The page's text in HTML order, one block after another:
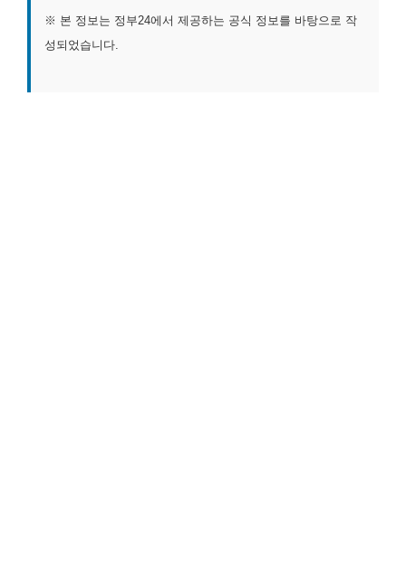
※ 본 정보는 정부24에서 제공하는 공식 정보를 바탕으로 작
성되었습니다.